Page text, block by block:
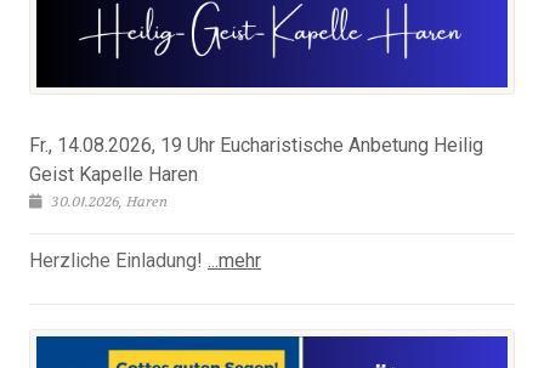
Fr., 14.08.2026, 19 Uhr Eucharistische Anbetung Heilig
Geist Kapelle Haren
30.01.2026, Haren
Herzliche Einladung! ...mehr